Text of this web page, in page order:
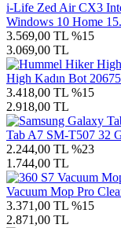
i-Life Zed Air CX3
Windows 10 Home
3.569,00 TL %15
3.069,00 TL
High Kadın Bot
3.418,00 TL %15
2.918,00 TL
Tab A7 SM-T507 32
2.244,00 TL %23
1.744,00 TL
Vacuum Mop Pro
3.371,00 TL %15
2.871,00 TL